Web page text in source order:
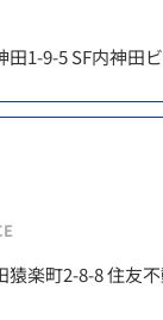
1-9-5 SF内神田
猿楽町2-8-8 住友